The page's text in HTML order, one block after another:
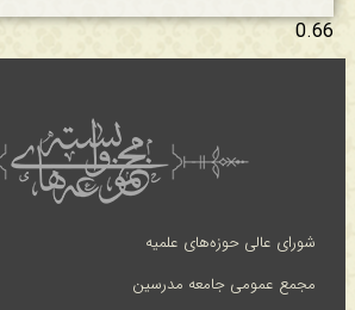
شورای عالی حوزه‌های علمیه
مجمع عمومی جامعه مدرسین